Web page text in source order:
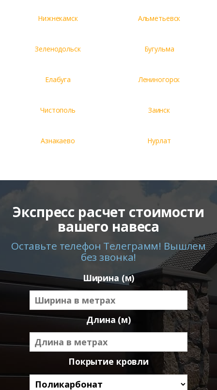
Нижнекамск Альметьевск
Зеленодольск Бугульма
Елабуга Лениногорск
Чистополь Заинск
Азнакаево Нурлат
Экспресс расчет стоимости
вашего навеса
Оставьте телефон Телеграмм! Вышлем
без звонка!
Ширина (м)
Длина (м)
Покрытие кровли